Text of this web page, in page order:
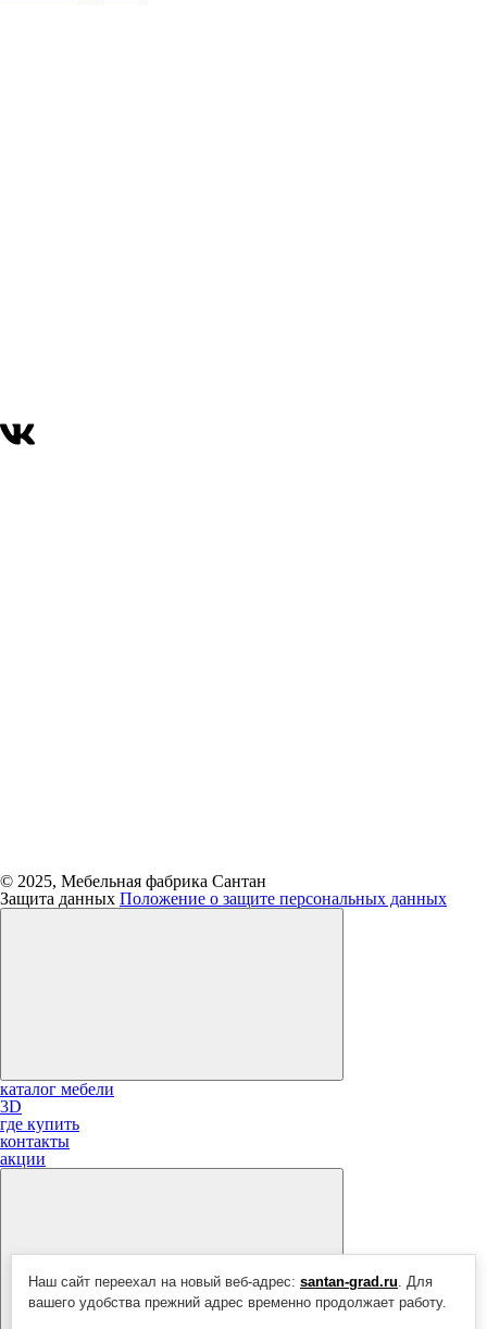
© 2025, Мебельная фабрика Сантан
Защита данных Положение о защите персональных данных
каталог мебели
3D
где купить
контакты
акции
Наш сайт переехал на новый веб-адрес: santan-grad.ru. Для
вашего удобства прежний адрес временно продолжает работу.